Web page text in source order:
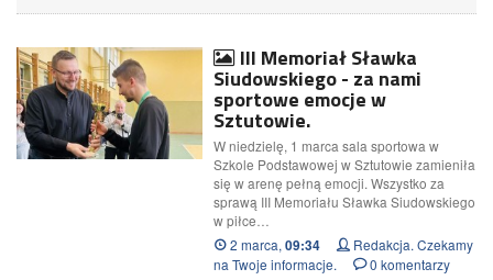
III Memoriał Sławka
Siudowskiego - za nami
sportowe emocje w
Sztutowie.
W niedzielę, 1 marca sala sportowa w
Szkole Podstawowej w Sztutowie zamieniła
się w arenę pełną emocji. Wszystko za
sprawą III Memoriału Sławka Siudowskiego
w piłce…
2 marca, 09:34
Redakcja. Czekamy
na Twoje informacje.
0 komentarzy